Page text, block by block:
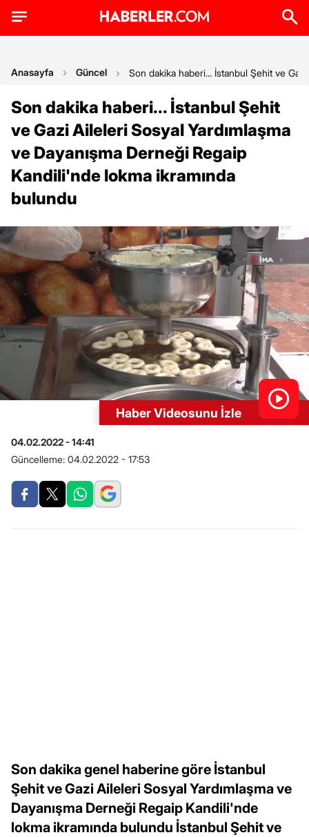
Anasayfa Güncel Son dakika haberi... İstanbul Şehit ve
Son dakika haberi... İstanbul Şehit
ve Gazi Aileleri Sosyal Yardımlaşma
ve Dayanışma Derneği Regaip
Kandili'nde lokma ikramında
bulundu
Haber Videosunu İzle
04.02.2022 - 14:41
Güncelleme: 04.02.2022 - 17:53
Son dakika genel haberine göre İstanbul
Şehit ve Gazi Aileleri Sosyal Yardımlaşma ve
Dayanışma Derneği Regaip Kandili'nde
lokma ikramında bulundu İstanbul Şehit ve